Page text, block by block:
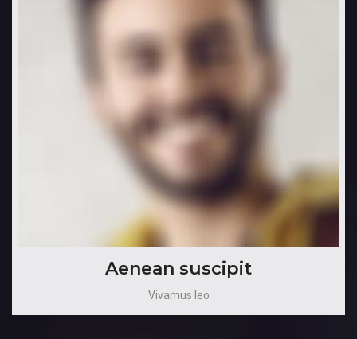
Aenean suscipit
Vivamus leo